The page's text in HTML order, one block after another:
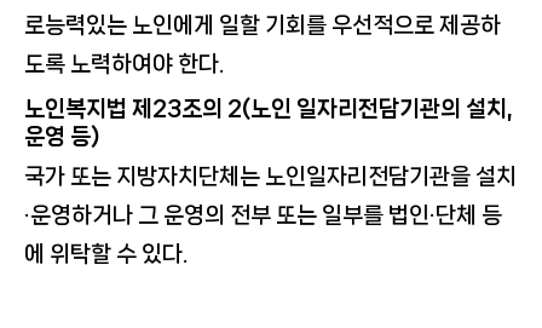
로능력있는 노인에게 일할 기회를 우선적으로 제공하
도록 노력하여야 한다.
노인복지법 제23조의 2(노인 일자리전담기관의 설치,
운영 등)
국가 또는 지방자치단체는 노인일자리전담기관을 설치
·운영하거나 그 운영의 전부 또는 일부를 법인·단체 등
에 위탁할 수 있다.